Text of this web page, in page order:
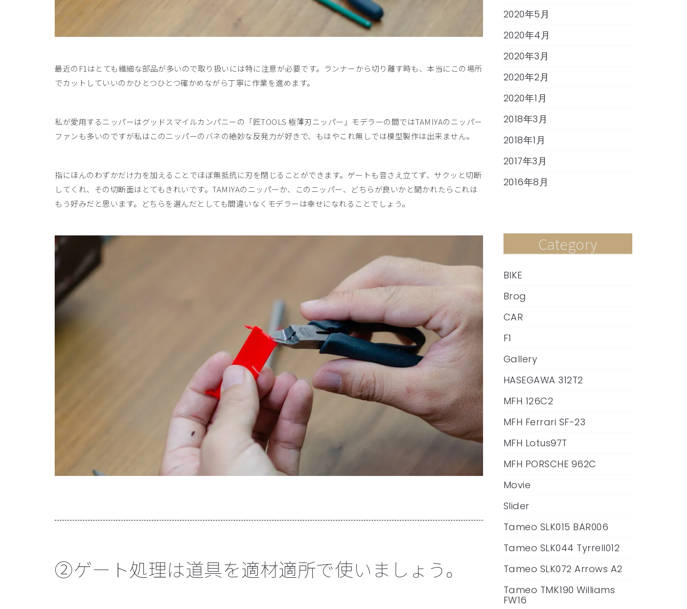
最近のF1はとても繊細な部品が多いので取り扱いには特に注意が必要です。ランナーから切り離す時も、本当にこの場所
でカットしていいのかひとつひとつ確かめながら丁寧に作業を進めます。
私が愛用するニッパーはグッドスマイルカンパニーの「匠TOOLS 極薄刃ニッパー 」 モデラーの間ではTAMIYAのニッパー
ファンも多いのですが私はこのニッパーのバネの絶妙な反発力が好きで、もはやこれ無しでは模型製作は出来ません。
指にほんのわずかだけ力を加えることでほぼ無抵抗に刃を閉じることができます。ゲートも音さえ立てず、サクッと切断
してくれ、その切断面はとてもきれいです。TAMIYAのニッパーか、このニッパー、どちらが良いかと聞かれたらこれは
もう好みだと思います。どちらを選んだとしても間違いなくモデラーは幸せになれることでしょう。
②ゲート処理は道具を適材適所で使いましょう。
2020年5月
2020年4月
2020年3月
2020年2月
2020年1月
2018年3月
2018年1月
2017年3月
2016年8月
Category
BIKE
Brog
CAR
F1
Gallery
HASEGAWA 312T2
MFH 126C2
MFH Ferrari SF-23
MFH Lotus97T
MFH PORSCHE 962C
Movie
Slider
Tameo SLK015 BAR006
Tameo SLK044 Tyrrell012
Tameo SLK072 Arrows A2
Tameo TMK190 Williams
FW16